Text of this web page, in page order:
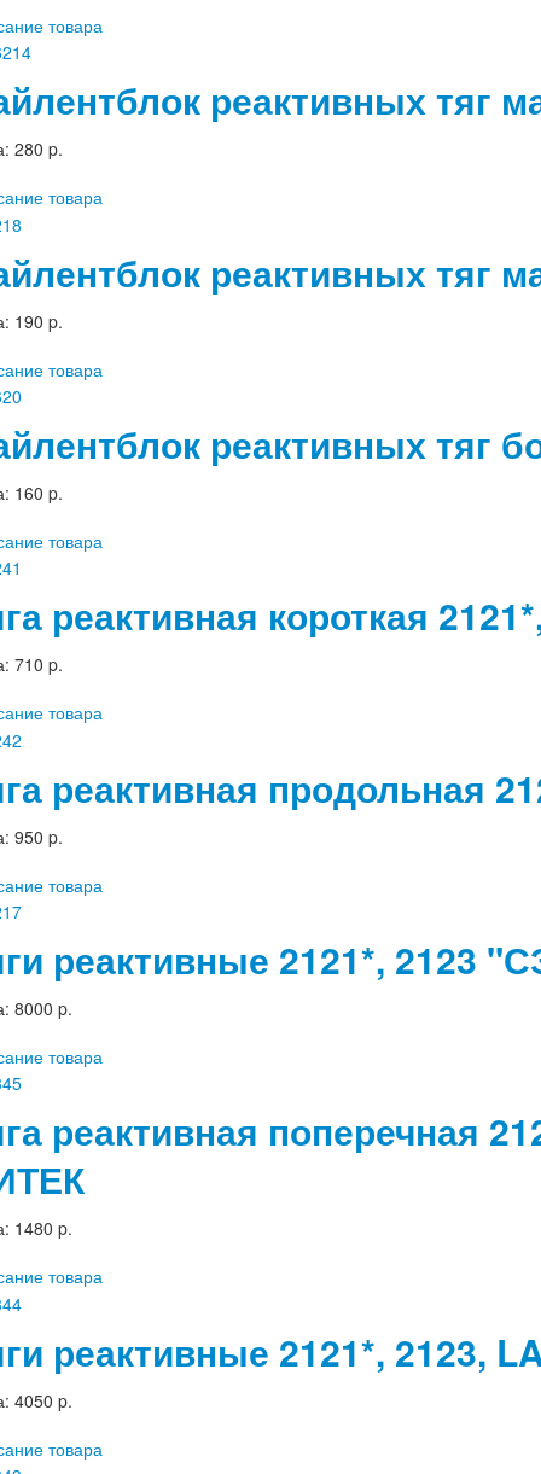
товара
реактивных тяг
280 p.
товара
реактивных тяг
190 p.
товара
реактивных тяг
160 p.
товара
реактивная короткая
710 p.
товара
реактивная продольная
950 p.
товара
реактивные 2121*, 2123
8000 p.
товара
реактивная поперечная
1480 p.
товара
реактивные 2121*, 2123,
4050 p.
товара